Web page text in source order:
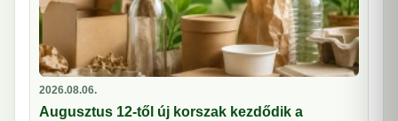
2026.08.06.
Augusztus 12-től új korszak kezdődik a